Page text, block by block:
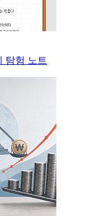
탐험 노트